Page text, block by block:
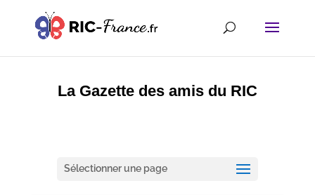
La Gazette des amis du RIC